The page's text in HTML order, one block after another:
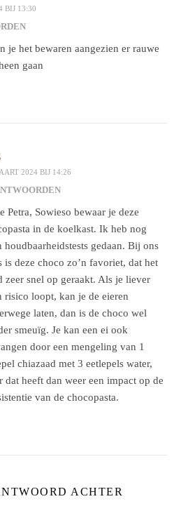
BIJ 13:30
je het bewaren aangezien er rauwe
gaan
2024 BIJ 14:26
Petra, Sowieso bewaar je deze
in de koelkast. Ik heb nog
houdbaarheidstests gedaan. Bij ons
is deze choco zo’n favoriet, dat het
zeer snel op geraakt. Als je liever
risico loopt, kan je de eieren
laten, dan is de choco wel
smeuïg. Je kan een ei ook
door een mengeling van 1
chiazaad met 3 eetlepels water,
dat heeft dan weer een impact op de
van de chocopasta.
ACHTER